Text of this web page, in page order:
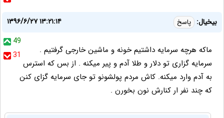
بیخیال: پاسخ
۱۳۹۶/۶/۲۷ ۱۳:۲۱:۱۴
49
31
ماکه هرچه سرمایه داشتیم خونه و ماشین خارجی گرفتیم .
سرمایه گزاری تو دلار و طلا آدم و پیر میکنه . از بس که استرس
به آدم وارد میکنه. کاش مردم پولشونو تو جای سرمایه گزای کنن
که چند نفر ار کنارش نون بخورن .